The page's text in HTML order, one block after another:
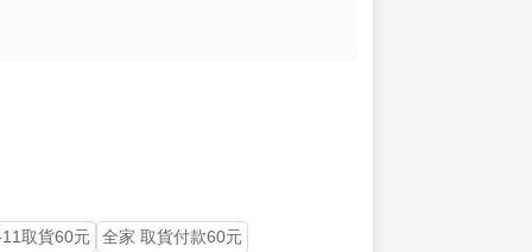
取貨60元
全家 取貨付款60元